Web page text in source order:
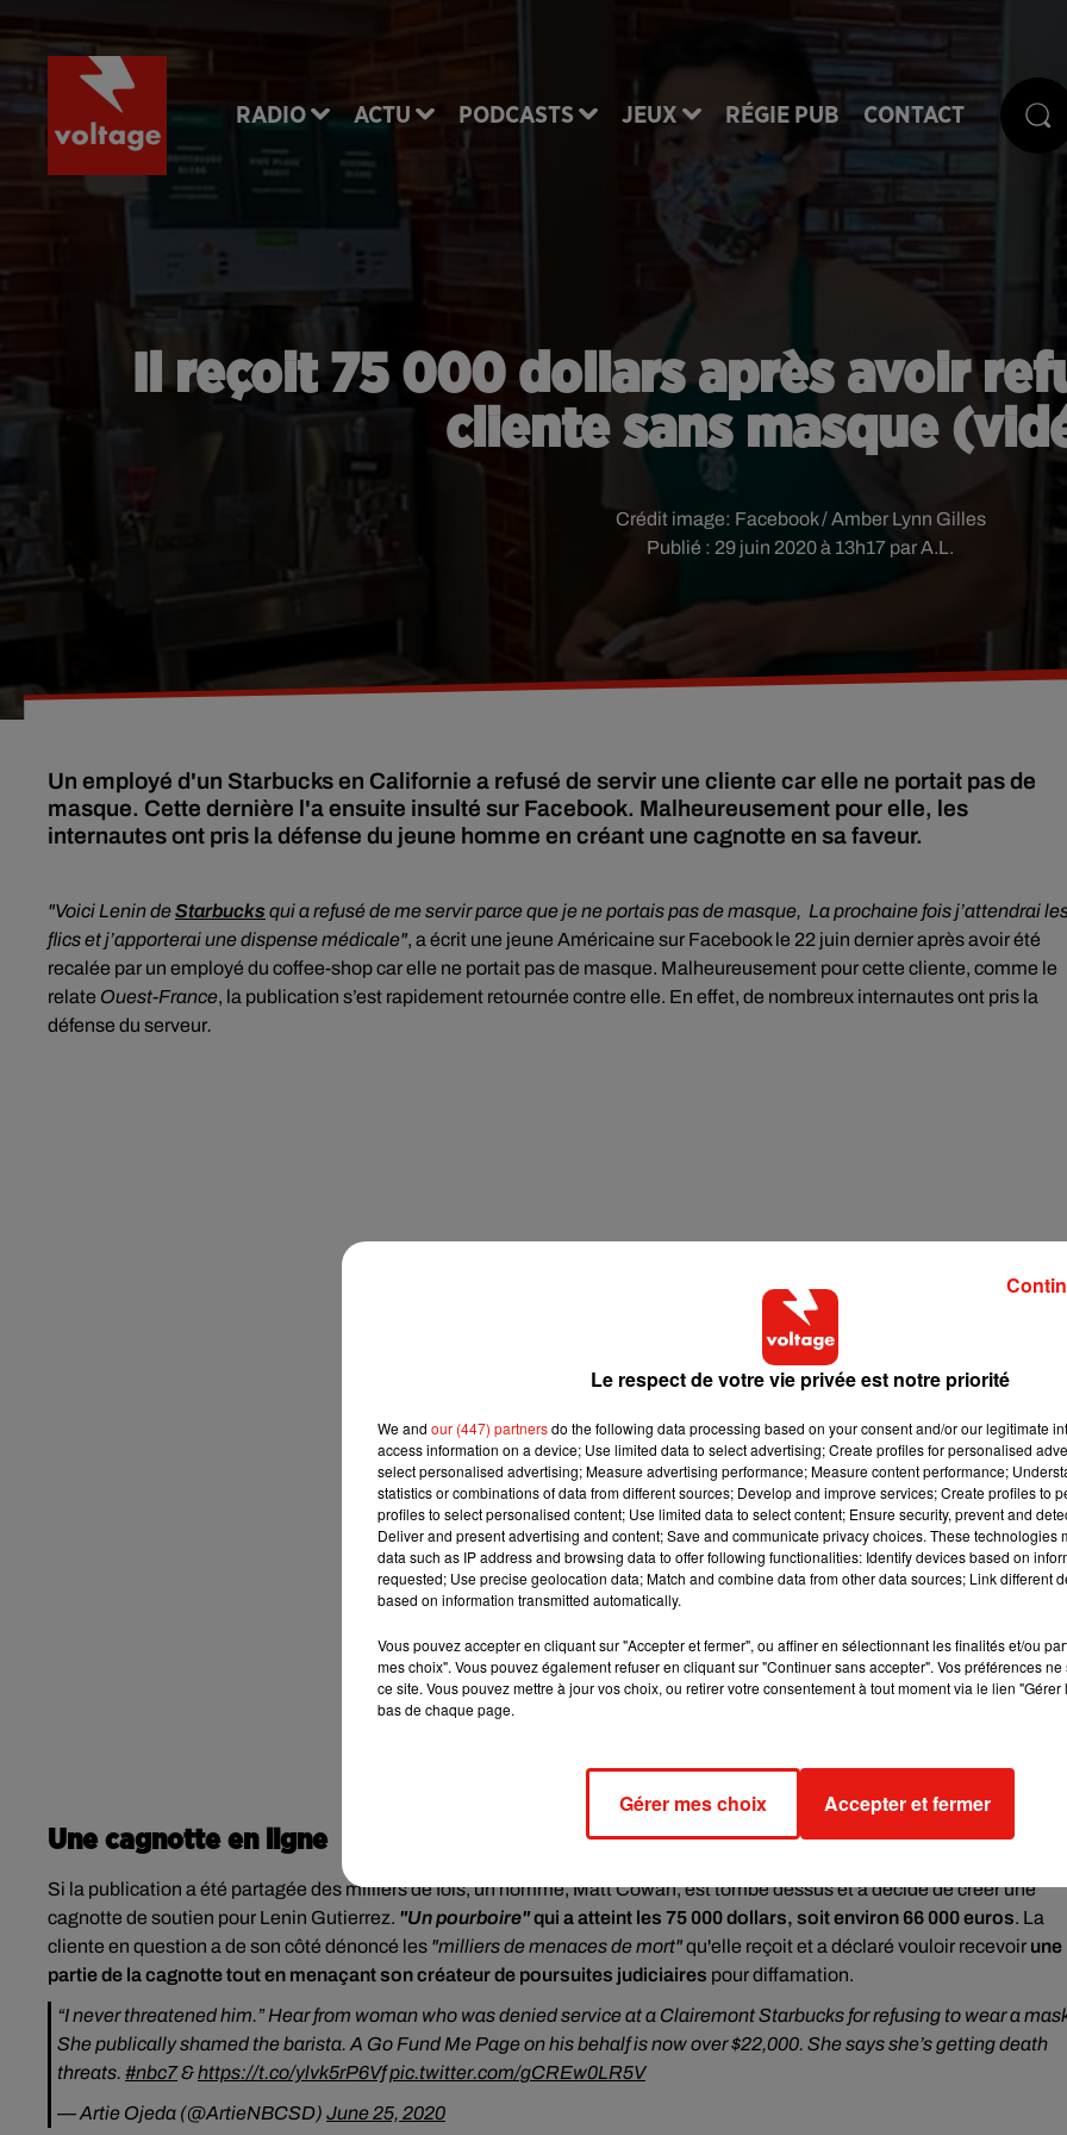
RADIO ACTU PODCASTS JEUX RÉGIE PUB CONTACT
Il reçoit 75 000 dollars après avoir
cliente sans masque
Publié : 29 juin 2020 à 13h17 par A.L.
Crédit image: Facebook / Amber Lynn Gilles
Un employé d'un Starbucks en Californie a refusé de servir une cliente car elle ne portait pas de
masque. Cette dernière l'a ensuite insulté sur Facebook. Malheureusement pour elle, les
internautes ont pris la défense du jeune homme en créant une cagnotte en sa faveur.
"Voici Lenin deStarbucks qui a refusé de me servir parce que je ne portais pas de masque, La prochaine fois j’attendrai
flics et j’apporterai une dispense médicale", a écrit une jeune Américaine sur Facebook le 22 juin dernier après avoir été
recalée par un employé du coffee-shop car elle ne portait pas de masque. Malheureusement pour cette cliente, comme le
relate Ouest-France, la publication s’est rapidement retournée contre elle. En effet, de nombreux internautes ont pris la
défense du serveur.
Une cagnotte en ligne
Si la publication a été partagée des milliers de fois, un homme, Matt Cowan, est tombé dessus et a décidé de créer une
cagnotte de soutien pour Lenin Gutierrez. "Un pourboire"qui a atteint les 75 000 dollars, soit environ 66 000 euros. La
cliente en question a de son côté dénoncé les "milliers de menaces de mort"qu'elle reçoit et a déclaré vouloir recevoir une
partie de la cagnotte tout en menaçant son créateur de poursuites judiciaires pour diffamation.
“I never threatened him.” Hear from woman who was denied service at a Clairemont Starbucks for refusing to wear a
She publically shamed the barista. A Go Fund Me Page on his behalf is now over $22,000. She says she’s getting death
threats. #nbc7&https://t.co/ylvk5rP6Vfpic.twitter.com/gCREw0LR5V
— Artie Ojeda (@ArtieNBCSD) June 25, 2020
Le respect de votre vie privée est notre priorité
We and our (447) partnersdo the following data processing based on your consent and/or our legitimate
access information on a device; Use limited data to select advertising; Create profiles for personalised
select personalised advertising; Measure advertising performance; Measure content performance;
statistics or combinations of data from different sources; Develop and improve services; Create profiles to
profiles to select personalised content; Use limited data to select content; Ensure security, prevent and
Deliver and present advertising and content; Save and communicate privacy choices. These technologies
data such as IP address and browsing data to offer following functionalities: Identify devices based on
requested; Use precise geolocation data; Match and combine data from other data sources; Link different
based on information transmitted automatically.
Vous pouvez accepter en cliquant sur "Accepter et fermer", ou affiner en sélectionnant les finalités et/ou
mes choix". Vous pouvez également refuser en cliquant sur "Continuer sans accepter". Vos préférences
ce site. Vous pouvez mettre à jour vos choix, ou retirer votre consentement à tout moment via le lien
bas de chaque page.
Gérer mes choix Accepter et fermer